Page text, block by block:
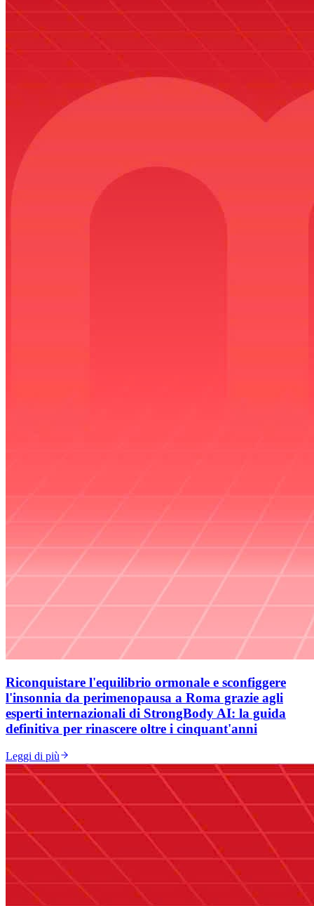
Riconquistare l'equilibrio ormonale e sconfiggere
l'insonnia da perimenopausa a Roma grazie agli
esperti internazionali di StrongBody AI: la guida
definitiva per rinascere oltre i cinquant'anni
Leggi di più